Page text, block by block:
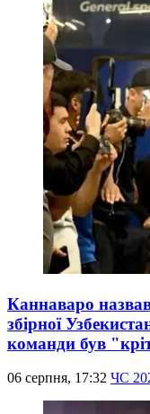
Каннаваро
збірної
команди був
06 серпня, 17:32 ЧС